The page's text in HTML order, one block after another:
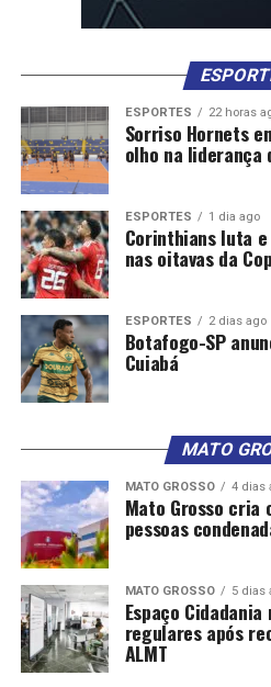
ESPORTES 22 horas
Sorriso Hornets
olho na liderança
ESPORTES 1 dia ago
Corinthians luta
nas oitavas da
ESPORTES 2 dias ago
Botafogo-SP
Cuiabá
MATO
MATO GROSSO 4 dias
Mato Grosso cria
pessoas
MATO GROSSO 5 dias
Espaço
regulares após
ALMT